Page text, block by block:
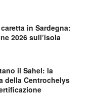
in Sardegna:
2026 sull’isola
il Sahel: la
della Centrochelys